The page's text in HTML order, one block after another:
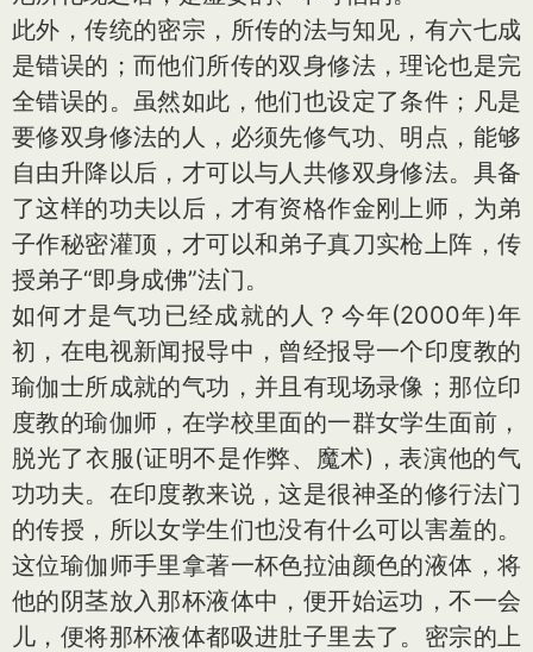
此外，传统的密宗，所传的法与知见，有六七成
是错误的；而他们所传的双身修法，理论也是完
全错误的。虽然如此，他们也设定了条件；凡是
要修双身修法的人，必须先修气功、明点，能够
自由升降以后，才可以与人共修双身修法。具备
了这样的功夫以后，才有资格作金刚上师，为弟
子作秘密灌顶，才可以和弟子真刀实枪上阵，传
授弟子“即身成佛”法门。
如何才是气功已经成就的人？今年(2000年)年
初，在电视新闻报导中，曾经报导一个印度教的
瑜伽士所成就的气功，并且有现场录像；那位印
度教的瑜伽师，在学校里面的一群女学生面前，
脱光了衣服(证明不是作弊、魔术)，表演他的气
功功夫。在印度教来说，这是很神圣的修行法门
的传授，所以女学生们也没有什么可以害羞的。
这位瑜伽师手里拿著一杯色拉油颜色的液体，将
他的阴茎放入那杯液体中，便开始运功，不一会
儿，便将那杯液体都吸进肚子里去了。密宗的上